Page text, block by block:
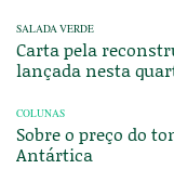
SALADA VERDE
Carta pela
lançada nesta
COLUNAS
Sobre o preço do
Antártica